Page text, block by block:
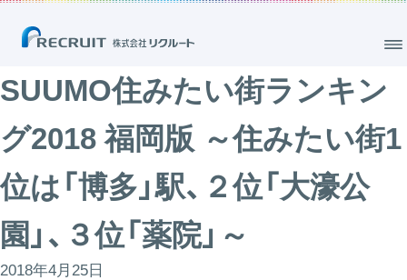
SUUMO住みたい街ランキン
グ2018 福岡版 ～住みたい街1
位は「博多」駅、２位「大濠公
園」、３位「薬院」～
2018年4月25日